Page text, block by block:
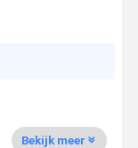
Bekijk meer